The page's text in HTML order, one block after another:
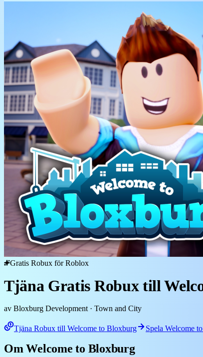
Gratis Robux för Roblox
Tjäna Gratis Robux till
av Bloxburg Development · Town and City
Tjäna Robux till Welcome to Bloxburg Spela Welcome
Om Welcome to Bloxburg